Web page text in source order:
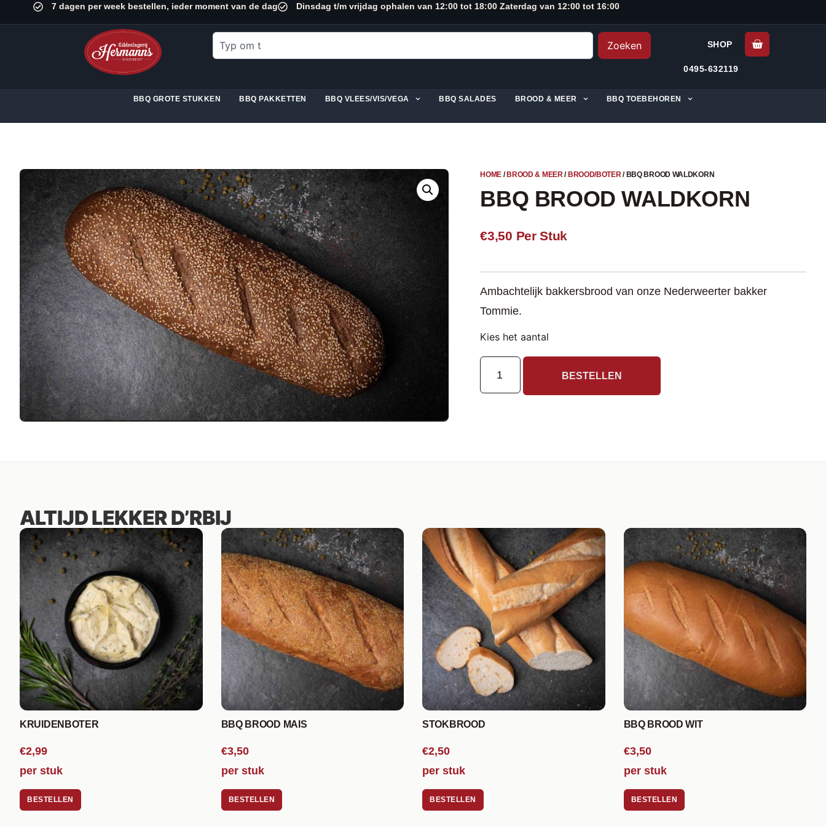
7 dagen per week bestellen, ieder moment van de dag Dinsdag t/m vrijdag ophalen van 12:00 tot 18:00 Zaterdag van 12:00 tot 16:00
SHOP
0495-632119
Zoeken
BBQ GROTE STUKKEN BBQ PAKKETTEN BBQ VLEES/VIS/VEGA BBQ SALADES BROOD & MEER BBQ TOEBEHOREN
HOME /BROOD & MEER /BROOD/BOTER / BBQ BROOD WALDKORN
BBQ BROOD WALDKORN
€3,50 Per Stuk
Ambachtelijk bakkersbrood van onze Nederweerter bakker
Tommie.
Kies het aantal
BESTELLEN
ALTIJD LEKKER D’RBIJ
KRUIDENBOTER
€2,99
per stuk
BESTELLEN
BBQ BROOD MAIS
€3,50
per stuk
BESTELLEN
STOKBROOD
€2,50
per stuk
BESTELLEN
BBQ BROOD WIT
€3,50
per stuk
BESTELLEN